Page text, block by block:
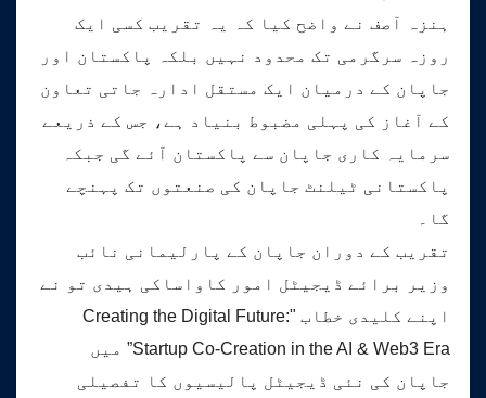
ہنزہ آصف نے واضح کیا کہ یہ تقریب کسی ایک
روزہ سرگرمی تک محدود نہیں بلکہ پاکستان اور
جاپان کے درمیان ایک مستقل ادارہ جاتی تعاون
کے آغاز کی پہلی مضبوط بنیاد ہے، جس کے ذریعے
سرمایہ کاری جاپان سے پاکستان آئے گی جبکہ
پاکستانی ٹیلنٹ جاپان کی صنعتوں تک پہنچے
گا۔
تقریب کے دوران جاپان کے پارلیمانی نائب
وزیر برائے ڈیجیٹل امور کاواساکی ہیدی تو نے
اپنے کلیدی خطاب "Creating the Digital Future:
Startup Co-Creation in the AI & Web3 Era” میں
جاپان کی نئی ڈیجیٹل پالیسیوں کا تفصیلی